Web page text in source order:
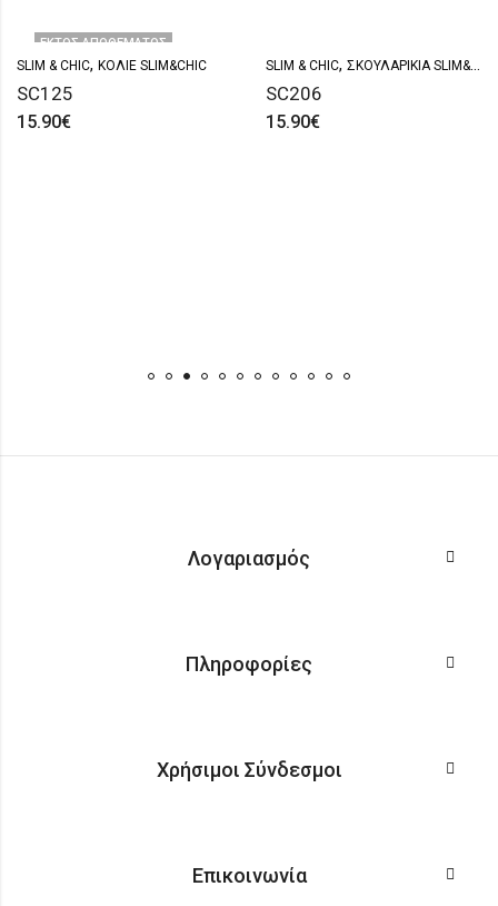
ΕΚΤΌΣ ΑΠΟΘΈΜΑΤΟΣ
SLIM & CHIC, ΚΟΛΙΈ SLIM&CHIC
SC125
15.90€
SLIM & CHIC, ΣΚΟΥΛΑΡΊΚΙΑ SLIM&CHIC
SC206
15.90€
Λογαριασμός
Πληροφορίες
Χρήσιμοι Σύνδεσμοι
Επικοινωνία